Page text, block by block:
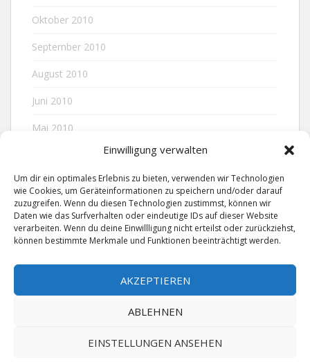
Einwilligung verwalten
Um dir ein optimales Erlebnis zu bieten, verwenden wir Technologien
wie Cookies, um Geräteinformationen zu speichern und/oder darauf
zuzugreifen. Wenn du diesen Technologien zustimmst, können wir
Daten wie das Surfverhalten oder eindeutige IDs auf dieser Website
verarbeiten. Wenn du deine Einwillligung nicht erteilst oder zurückziehst,
können bestimmte Merkmale und Funktionen beeinträchtigt werden.
AKZEPTIEREN
ABLEHNEN
EINSTELLUNGEN ANSEHEN
Oktober 2010
September 2010
August 2010
Juni 2010
Mai 2010
META
Anmelden
IMPRESSUM/DATENSCHUTZ